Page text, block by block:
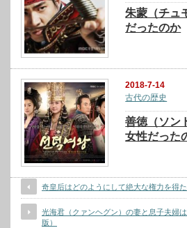
朱蒙（チュ
だったのか
2018-7-14
古代の歴史
善徳（ソン
女性だった
奇皇后はどのようにして絶大な権力を得た
光海君（クァンヘグン）の妻と息子夫婦
版）